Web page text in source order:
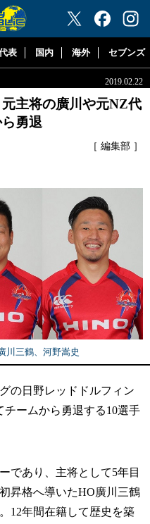
"ラグビーリパブリック"
表 国内 海外 セブンズ
2019.02.22
主将の廣川や元NZ代
勇退
［ 編集部 ］
川三鶴、河野嵩史
の日野レッドドルフィン
チームから勇退する10選手
であり、主将として5年目
昇格へ導いたHO廣川三鶴
12年間在籍して歴史を築